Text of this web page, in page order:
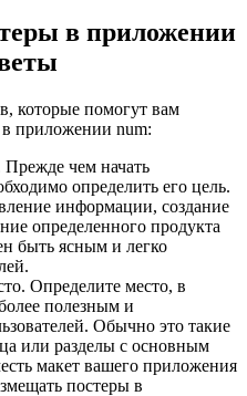
в приложении
которые помогут вам
в приложении num:
Прежде чем начать
определить его цель.
информации, создание
определенного продукта
быть ясным и легко
Определите место, в
полезным и
Обычно это такие
или разделы с основным
макет вашего приложения
постеры в